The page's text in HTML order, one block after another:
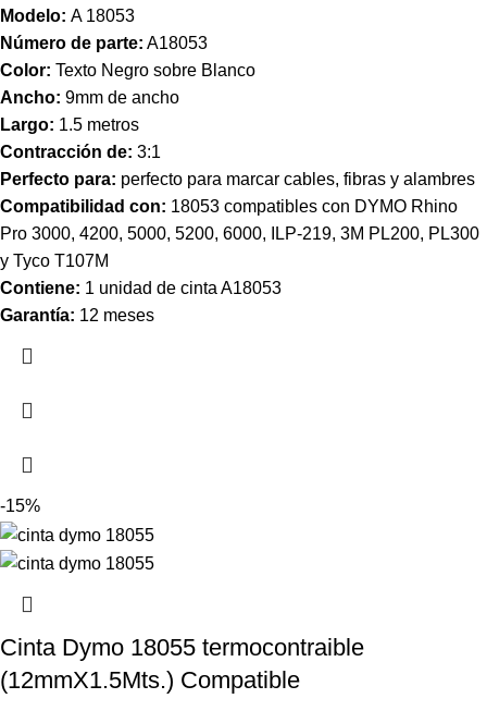
Modelo: A 18053
Número de parte: A18053
Color: Texto Negro sobre Blanco
Ancho: 9mm de ancho
Largo: 1.5 metros
Contracción de: 3:1
Perfecto para: perfecto para marcar cables, fibras y alambres
Compatibilidad con: 18053 compatibles con DYMO Rhino
Pro 3000, 4200, 5000, 5200, 6000, ILP-219, 3M PL200, PL300
y Tyco T107M
Contiene: 1 unidad de cinta A18053
Garantía: 12 meses
-15%
Cinta Dymo 18055 termocontraible
(12mmX1.5Mts.) Compatible